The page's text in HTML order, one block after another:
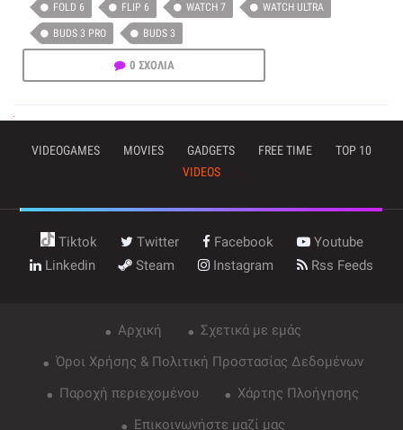
FOLD 6 FLIP 6 WATCH 7 WATCH ULTRA
BUDS 3 PRO BUDS 3
0 ΣΧΟΛΙΑ
VIDEOGAMES MOVIES GADGETS FREE TIME
TOP 10
VIDEOS
Tiktok Twitter Facebook
Youtube
Linkedin
Steam Instagram Rss Feeds
Αρχική
Σχετικά με εμάς
Όροι Χρήσης & Πολιτική Προστασίας Δεδομένων
Παροχή περιεχομένου
Χάρτης Πλοήγησης
Επικοινωνήστε μαζί μας